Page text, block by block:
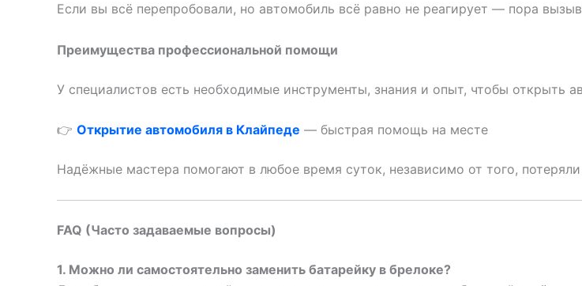
Если вы всё перепробовали, но автомобиль всё равно не реагирует — пора
Преимущества профессиональной помощи
У специалистов есть необходимые инструменты, знания и опыт, чтобы открыть
👉 Открытие автомобиля в Клайпеде — быстрая помощь на месте
Надёжные мастера помогают в любое время суток, независимо от того,
FAQ (Часто задаваемые вопросы)
1. Можно ли самостоятельно заменить батарейку в брелоке?